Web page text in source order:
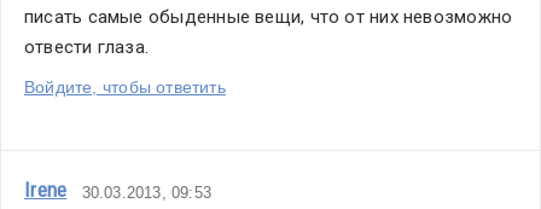
писать самые обыденные вещи, что от них невозможно
отвести глаза.
Войдите, чтобы ответить
Irene 30.03.2013, 09:53